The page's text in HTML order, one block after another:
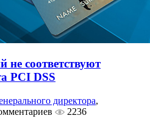
не соответствуют
PCI DSS
директора,
2236